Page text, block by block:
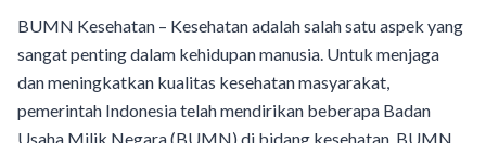
BUMN Kesehatan – Kesehatan adalah salah satu aspek yang
sangat penting dalam kehidupan manusia. Untuk menjaga
dan meningkatkan kualitas kesehatan masyarakat,
pemerintah Indonesia telah mendirikan beberapa Badan
Usaha Milik Negara (BUMN) di bidang kesehatan. BUMN